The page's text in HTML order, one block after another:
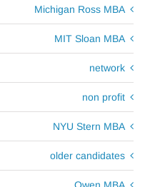
Michigan Ross MBA
MIT Sloan MBA
network
non profit
NYU Stern MBA
older candidates
Owen MBA